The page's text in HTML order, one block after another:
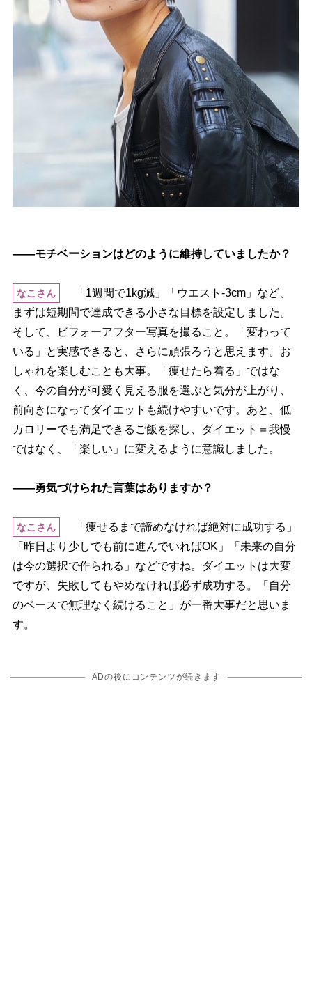
――モチベーションはどのように維持していましたか？
なこさん
「1週間で1kg減」「ウエスト-3cm」など、
まずは短期間で達成できる小さな目標を設定しました。
そして、ビフォーアフター写真を撮ること。「変わって
いる」と実感できると、さらに頑張ろうと思えます。お
しゃれを楽しむことも大事。「痩せたら着る」ではな
く、今の自分が可愛く見える服を選ぶと気分が上がり、
前向きになってダイエットも続けやすいです。あと、低
カロリーでも満足できるご飯を探し、ダイエット＝我慢
ではなく、「楽しい」に変えるように意識しました。
――勇気づけられた言葉はありますか？
なこさん
「痩せるまで諦めなければ絶対に成功する」
「昨日より少しでも前に進んでいればOK」「未来の自分
は今の選択で作られる」などですね。ダイエットは大変
ですが、失敗してもやめなければ必ず成功する。「自分
のペースで無理なく続けること」が一番大事だと思いま
す。
ADの後にコンテンツが続きます